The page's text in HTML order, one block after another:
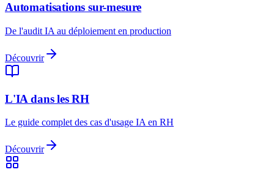
Automatisations sur-mesure
De l'audit IA au déploiement en production
Découvrir
L'IA dans les RH
Le guide complet des cas d'usage IA en RH
Découvrir